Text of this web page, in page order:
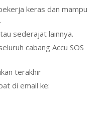
keras dan mampu
sederajat lainnya.
cabang Accu SOS
terakhir
di email ke: